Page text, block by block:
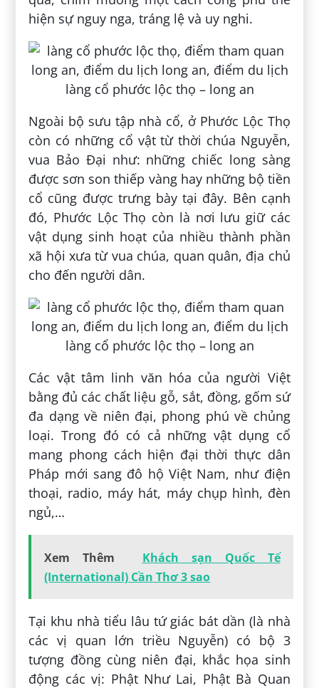
hiện sự nguy nga, tráng lệ và uy nghi.
Ngoài bộ sưu tập nhà cổ, ở Phước Lộc Thọ
còn có những cổ vật từ thời chúa Nguyễn,
vua Bảo Đại như: những chiếc long sàng
được sơn son thiếp vàng hay những bộ tiền
cổ cũng được trưng bày tại đây. Bên cạnh
đó, Phước Lộc Thọ còn là nơi lưu giữ các
vật dụng sinh hoạt của nhiều thành phần
xã hội xưa từ vua chúa, quan quân, địa chủ
cho đến người dân.
Các vật tâm linh văn hóa của người Việt
bằng đủ các chất liệu gỗ, sắt, đồng, gốm sứ
đa dạng về niên đại, phong phú về chủng
loại. Trong đó có cả những vật dụng cổ
mang phong cách hiện đại thời thực dân
Pháp mới sang đô hộ Việt Nam, như điện
thoại, radio, máy hát, máy chụp hình, đèn
ngủ,…
Xem Thêm
Khách sạn Quốc Tế
(International) Cần Thơ 3 sao
Tại khu nhà tiểu lâu tứ giác bát dần (là nhà
các vị quan lớn triều Nguyễn) có bộ 3
tượng đồng cùng niên đại, khắc họa sinh
động các vị: Phật Như Lai, Phật Bà Quan